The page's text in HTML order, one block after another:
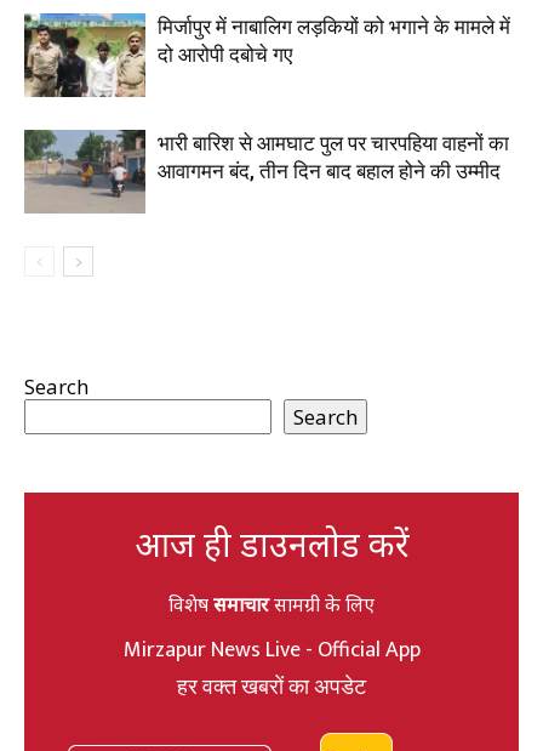
मिर्जापुर में नाबालिग लड़कियों को भगाने के मामले में
दो आरोपी दबोचे गए
भारी बारिश से आमघाट पुल पर चारपहिया वाहनों का
आवागमन बंद, तीन दिन बाद बहाल होने की उम्मीद
Search
Search
आज ही डाउनलोड करें
विशेषसमाचारसामग्री के लिए
Mirzapur News Live - Official App
हर वक्त खबरों का अपडेट